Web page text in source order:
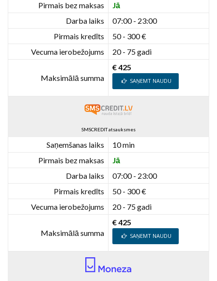
Pirmais bez maksas
Jā
Darba laiks
07:00 - 23:00
Pirmais kredīts
50 - 300 €
Vecuma ierobežojums
20 - 75 gadi
Maksimālā summa
€ 425
SAŅEMT NAUDU
SMSCREDIT atsauksmes
Saņemšanas laiks
10 min
Pirmais bez maksas
Jā
Darba laiks
07:00 - 23:00
Pirmais kredīts
50 - 300 €
Vecuma ierobežojums
20 - 75 gadi
Maksimālā summa
€ 425
SAŅEMT NAUDU